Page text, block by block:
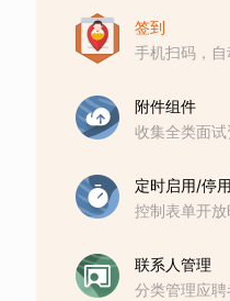
签到
手机扫码，
附件组件
收集全类面
定时启用/停
控制表单开放
联系人管理
分类管理应